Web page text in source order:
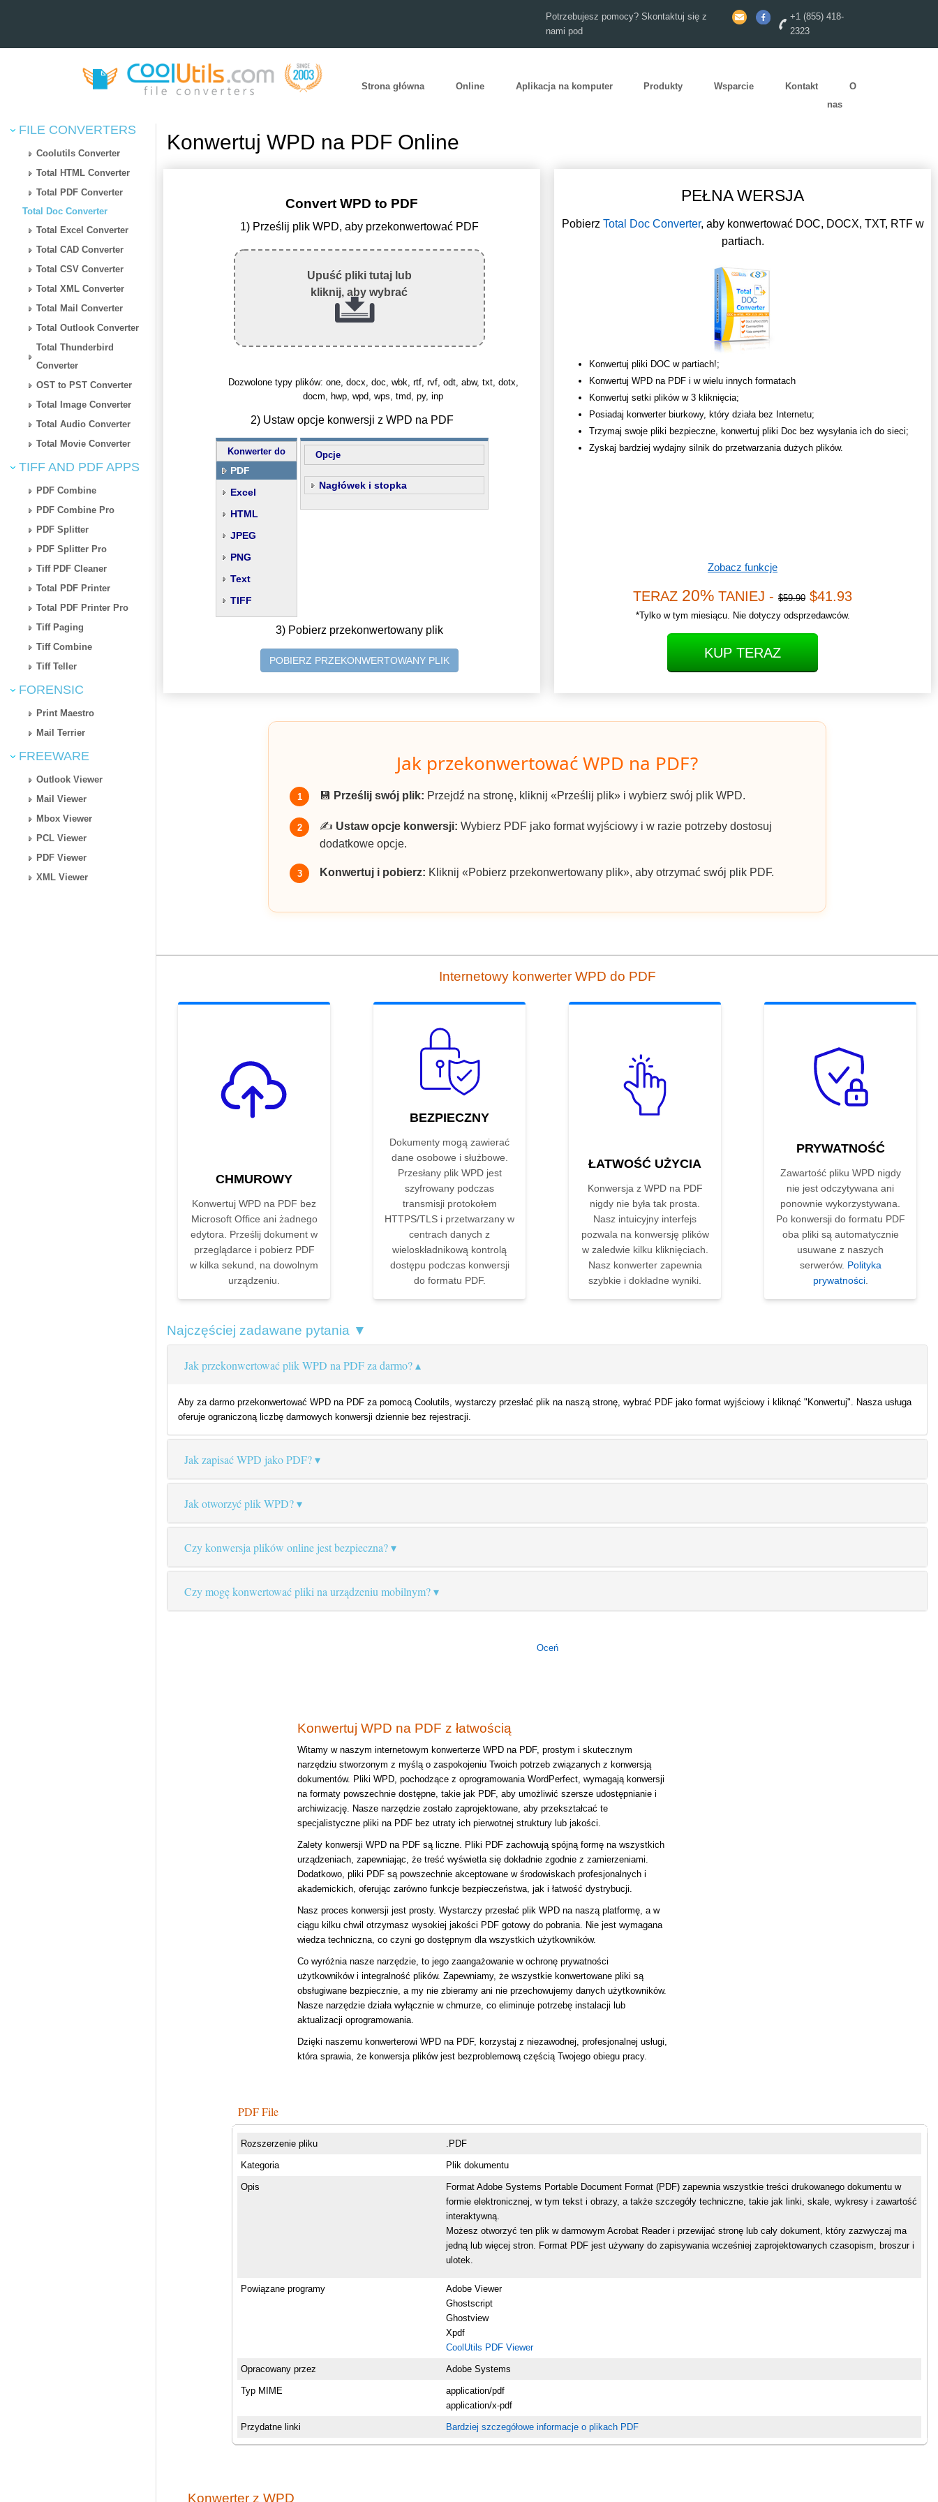
Potrzebujesz pomocy? Skontaktuj się z
nami pod
+1 (855) 418-
2323
Strona główna Online Aplikacja na komputer Produkty Wsparcie Kontakt
O
nas
FILE CONVERTERS
Coolutils Converter
Total HTML Converter
Total PDF Converter
Total Doc Converter
Total Excel Converter
Total CAD Converter
Total CSV Converter
Total XML Converter
Total Mail Converter
Total Outlook Converter
Total Thunderbird
Converter
OST to PST Converter
Total Image Converter
Total Audio Converter
Total Movie Converter
TIFF AND PDF APPS
PDF Combine
PDF Combine Pro
PDF Splitter
PDF Splitter Pro
Tiff PDF Cleaner
Total PDF Printer
Total PDF Printer Pro
Tiff Paging
Tiff Combine
Tiff Teller
FORENSIC
Print Maestro
Mail Terrier
FREEWARE
Outlook Viewer
Mail Viewer
Mbox Viewer
PCL Viewer
PDF Viewer
XML Viewer
Konwertuj WPD na PDF Online
Convert WPD to PDF
1) Prześlij plik WPD, aby przekonwertować PDF
Upuść pliki tutaj lub
kliknij, aby wybrać
Dozwolone typy plików: one, docx, doc, wbk, rtf, rvf, odt, abw, txt, dotx,
docm, hwp, wpd, wps, tmd, py, inp
2) Ustaw opcje konwersji z WPD na PDF
Konwerter do
PDF
Excel
HTML
JPEG
PNG
Text
TIFF
Opcje
Nagłówek i stopka
3) Pobierz przekonwertowany plik
POBIERZ PRZEKONWERTOWANY PLIK
PEŁNA WERSJA
Pobierz Total Doc Converter, aby konwertować DOC, DOCX, TXT, RTF w
partiach.
Konwertuj pliki DOC w partiach!;
Konwertuj WPD na PDF i w wielu innych formatach
Konwertuj setki plików w 3 kliknięcia;
Posiadaj konwerter biurkowy, który działa bez Internetu;
Trzymaj swoje pliki bezpieczne, konwertuj pliki Doc bez wysyłania ich do sieci;
Zyskaj bardziej wydajny silnik do przetwarzania dużych plików.
Zobacz funkcje
TERAZ 20% TANIEJ - $59.90 $41.93
*Tylko w tym miesiącu. Nie dotyczy odsprzedawców.
KUP TERAZ
Jak przekonwertować WPD na PDF?
1 💾 Prześlij swój plik: Przejdź na stronę, kliknij «Prześlij plik» i wybierz swój plik WPD.
2 ✍️ Ustaw opcje konwersji: Wybierz PDF jako format wyjściowy i w razie potrzeby dostosuj
dodatkowe opcje.
3 Konwertuj i pobierz: Kliknij «Pobierz przekonwertowany plik», aby otrzymać swój plik PDF.
Internetowy konwerter WPD do PDF
CHMUROWY
Konwertuj WPD na PDF bez
Microsoft Office ani żadnego
edytora. Prześlij dokument w
przeglądarce i pobierz PDF
w kilka sekund, na dowolnym
urządzeniu.
BEZPIECZNY
Dokumenty mogą zawierać
dane osobowe i służbowe.
Przesłany plik WPD jest
szyfrowany podczas
transmisji protokołem
HTTPS/TLS i przetwarzany w
centrach danych z
wieloskładnikową kontrolą
dostępu podczas konwersji
do formatu PDF.
ŁATWOŚĆ UŻYCIA
Konwersja z WPD na PDF
nigdy nie była tak prosta.
Nasz intuicyjny interfejs
pozwala na konwersję plików
w zaledwie kilku kliknięciach.
Nasz konwerter zapewnia
szybkie i dokładne wyniki.
PRYWATNOŚĆ
Zawartość pliku WPD nigdy
nie jest odczytywana ani
ponownie wykorzystywana.
Po konwersji do formatu PDF
oba pliki są automatycznie
usuwane z naszych
serwerów. Polityka
prywatności.
Najczęściej zadawane pytania ▼
Jak przekonwertować plik WPD na PDF za darmo?
Aby za darmo przekonwertować WPD na PDF za pomocą Coolutils, wystarczy przesłać plik na naszą stronę, wybrać PDF jako format wyjściowy i kliknąć "Konwertuj". Nasza usługa
oferuje ograniczoną liczbę darmowych konwersji dziennie bez rejestracji.
Jak zapisać WPD jako PDF?
Jak otworzyć plik WPD?
Czy konwersja plików online jest bezpieczna?
Czy mogę konwertować pliki na urządzeniu mobilnym?
Oceń
Konwertuj WPD na PDF z łatwością
Witamy w naszym internetowym konwerterze WPD na PDF, prostym i skutecznym
narzędziu stworzonym z myślą o zaspokojeniu Twoich potrzeb związanych z konwersją
dokumentów. Pliki WPD, pochodzące z oprogramowania WordPerfect, wymagają konwersji
na formaty powszechnie dostępne, takie jak PDF, aby umożliwić szersze udostępnianie i
archiwizację. Nasze narzędzie zostało zaprojektowane, aby przekształcać te
specjalistyczne pliki na PDF bez utraty ich pierwotnej struktury lub jakości.
Zalety konwersji WPD na PDF są liczne. Pliki PDF zachowują spójną formę na wszystkich
urządzeniach, zapewniając, że treść wyświetla się dokładnie zgodnie z zamierzeniami.
Dodatkowo, pliki PDF są powszechnie akceptowane w środowiskach profesjonalnych i
akademickich, oferując zarówno funkcje bezpieczeństwa, jak i łatwość dystrybucji.
Nasz proces konwersji jest prosty. Wystarczy przesłać plik WPD na naszą platformę, a w
ciągu kilku chwil otrzymasz wysokiej jakości PDF gotowy do pobrania. Nie jest wymagana
wiedza techniczna, co czyni go dostępnym dla wszystkich użytkowników.
Co wyróżnia nasze narzędzie, to jego zaangażowanie w ochronę prywatności
użytkowników i integralność plików. Zapewniamy, że wszystkie konwertowane pliki są
obsługiwane bezpiecznie, a my nie zbieramy ani nie przechowujemy danych użytkowników.
Nasze narzędzie działa wyłącznie w chmurze, co eliminuje potrzebę instalacji lub
aktualizacji oprogramowania.
Dzięki naszemu konwerterowi WPD na PDF, korzystaj z niezawodnej, profesjonalnej usługi,
która sprawia, że konwersja plików jest bezproblemową częścią Twojego obiegu pracy.
PDF File
Rozszerzenie pliku .PDF
Kategoria Plik dokumentu
Opis
Format Adobe Systems Portable Document Format (PDF) zapewnia wszystkie treści drukowanego dokumentu w
formie elektronicznej, w tym tekst i obrazy, a także szczegóły techniczne, takie jak linki, skale, wykresy i zawartość
interaktywną.
Możesz otworzyć ten plik w darmowym Acrobat Reader i przewijać stronę lub cały dokument, który zazwyczaj ma
jedną lub więcej stron. Format PDF jest używany do zapisywania wcześniej zaprojektowanych czasopism, broszur i
ulotek.
Powiązane programy
Adobe Viewer
Ghostscript
Ghostview
Xpdf
CoolUtils PDF Viewer
Opracowany przez Adobe Systems
Typ MIME
application/pdf
application/x-pdf
Przydatne linki Bardziej szczegółowe informacje o plikach PDF
Konwerter z WPD